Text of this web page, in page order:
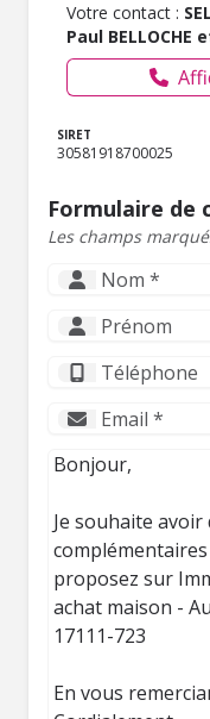
Votre contact :
Paul BELLOCHE
SIRET
30581918700025
Formulaire de
Les champs